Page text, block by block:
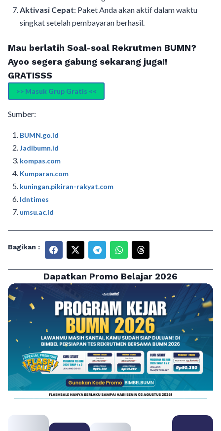
Aktivasi Cepat: Paket Anda akan aktif dalam waktu
singkat setelah pembayaran berhasil.
Mau berlatih Soal-soal Rekrutmen BUMN?
Ayoo segera gabung sekarang juga!!
GRATISSS
>> Masuk Grup Gratis <<
Sumber:
BUMN.go.id
Jadibumn.id
kompas.com
Kumparan.com
kuningan.pikiran-rakyat.com
Idntimes
umsu.ac.id
Bagikan :
Dapatkan Promo Belajar 2026